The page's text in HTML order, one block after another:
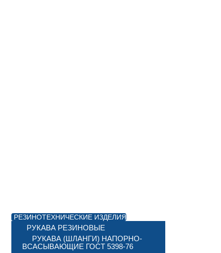
РЕЗИНОТЕХНИЧЕСКИЕ ИЗДЕЛИЯ
РУКАВА РЕЗИНОВЫЕ
РУКАВА (ШЛАНГИ) НАПОРНО-
ВСАСЫВАЮЩИЕ ГОСТ 5398-76